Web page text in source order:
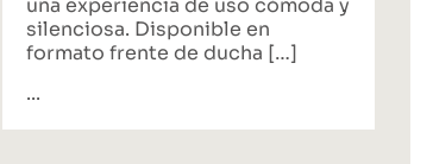
una experiencia de uso cómoda y
silenciosa. Disponible en
formato frente de ducha […]
...